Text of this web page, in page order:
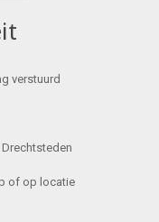
verstuurd
of op locatie